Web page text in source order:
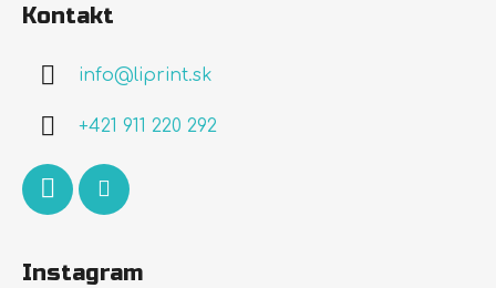
Kontakt
info@liprint.sk
+421 911 220 292
Instagram